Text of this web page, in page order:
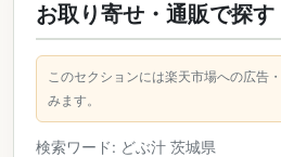
お取り寄せ・通販で探す
このセクションには楽天市場への広告
みます。
検索ワード: どぶ汁 茨城県